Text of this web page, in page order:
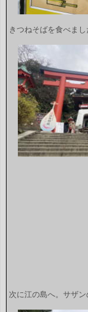
きつねそばを食べま
次に江の島へ。サザ